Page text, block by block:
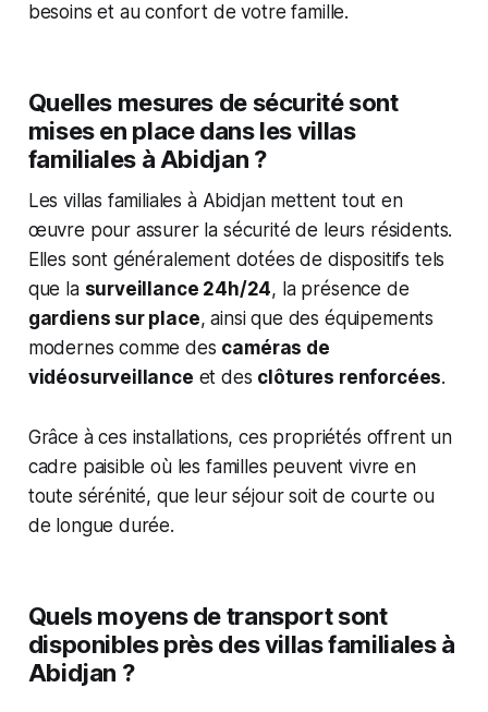
besoins et au confort de votre famille.
Quelles mesures de sécurité sont
mises en place dans les villas
familiales à Abidjan ?
Les villas familiales à Abidjan mettent tout en
œuvre pour assurer la sécurité de leurs résidents.
Elles sont généralement dotées de dispositifs tels
que la surveillance 24h/24, la présence de
gardiens sur place, ainsi que des équipements
modernes comme des caméras de
vidéosurveillance et des clôtures renforcées.
Grâce à ces installations, ces propriétés offrent un
cadre paisible où les familles peuvent vivre en
toute sérénité, que leur séjour soit de courte ou
de longue durée.
Quels moyens de transport sont
disponibles près des villas familiales à
Abidjan ?